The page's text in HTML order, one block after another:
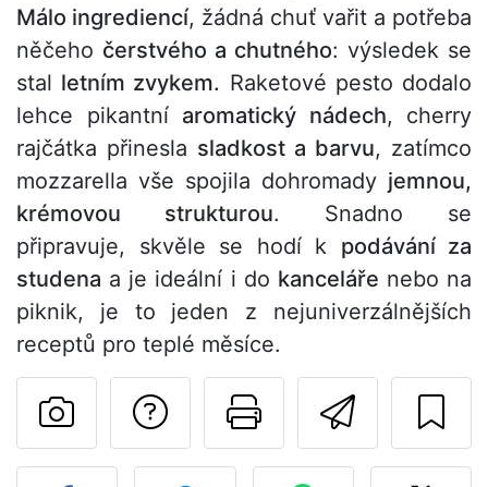
Málo ingrediencí, žádná chuť vařit a potřeba
něčeho čerstvého a chutného: výsledek se
stal letním zvykem. Raketové pesto dodalo
lehce pikantní aromatický nádech, cherry
rajčátka přinesla sladkost a barvu, zatímco
mozzarella vše spojila dohromady jemnou,
krémovou strukturou. Snadno se
připravuje, skvěle se hodí k podávání za
studena a je ideální i do kanceláře nebo na
piknik, je to jeden z nejuniverzálnějších
receptů pro teplé měsíce.
Vytisknout
Položit otázku
Zveřejněte svou